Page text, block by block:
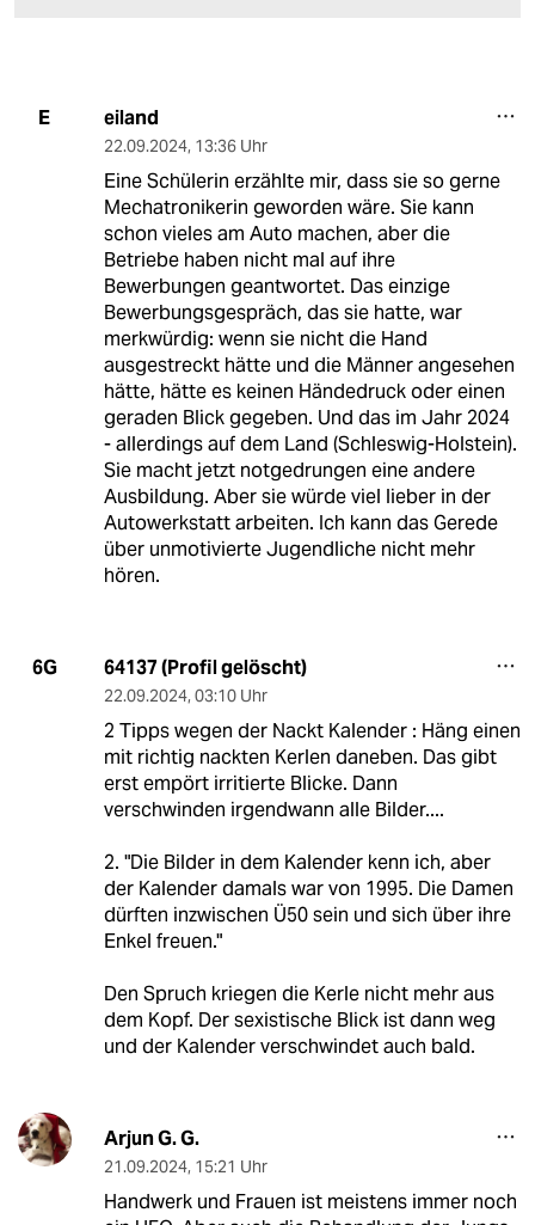
E eiland
22.09.2024, 13:36 Uhr
Eine Schülerin erzählte mir, dass sie so gerne
Mechatronikerin geworden wäre. Sie kann
schon vieles am Auto machen, aber die
Betriebe haben nicht mal auf ihre
Bewerbungen geantwortet. Das einzige
Bewerbungsgespräch, das sie hatte, war
merkwürdig: wenn sie nicht die Hand
ausgestreckt hätte und die Männer angesehen
hätte, hätte es keinen Händedruck oder einen
geraden Blick gegeben. Und das im Jahr 2024
- allerdings auf dem Land (Schleswig-Holstein).
Sie macht jetzt notgedrungen eine andere
Ausbildung. Aber sie würde viel lieber in der
Autowerkstatt arbeiten. Ich kann das Gerede
über unmotivierte Jugendliche nicht mehr
hören.
6G 64137 (Profil gelöscht)
22.09.2024, 03:10 Uhr
2 Tipps wegen der Nackt Kalender : Häng einen
mit richtig nackten Kerlen daneben. Das gibt
erst empört irritierte Blicke. Dann
verschwinden irgendwann alle Bilder....
2. "Die Bilder in dem Kalender kenn ich, aber
der Kalender damals war von 1995. Die Damen
dürften inzwischen Ü50 sein und sich über ihre
Enkel freuen."
Den Spruch kriegen die Kerle nicht mehr aus
dem Kopf. Der sexistische Blick ist dann weg
und der Kalender verschwindet auch bald.
Arjun G. G.
21.09.2024, 15:21 Uhr
Handwerk und Frauen ist meistens immer noch